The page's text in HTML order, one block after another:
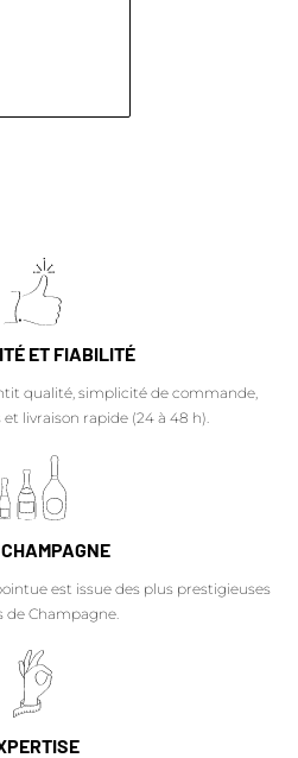
ET FIABILITÉ
qualité, simplicité de commande,
livraison rapide (24 à 48 h).
est issue des plus prestigieuses
de Champagne.